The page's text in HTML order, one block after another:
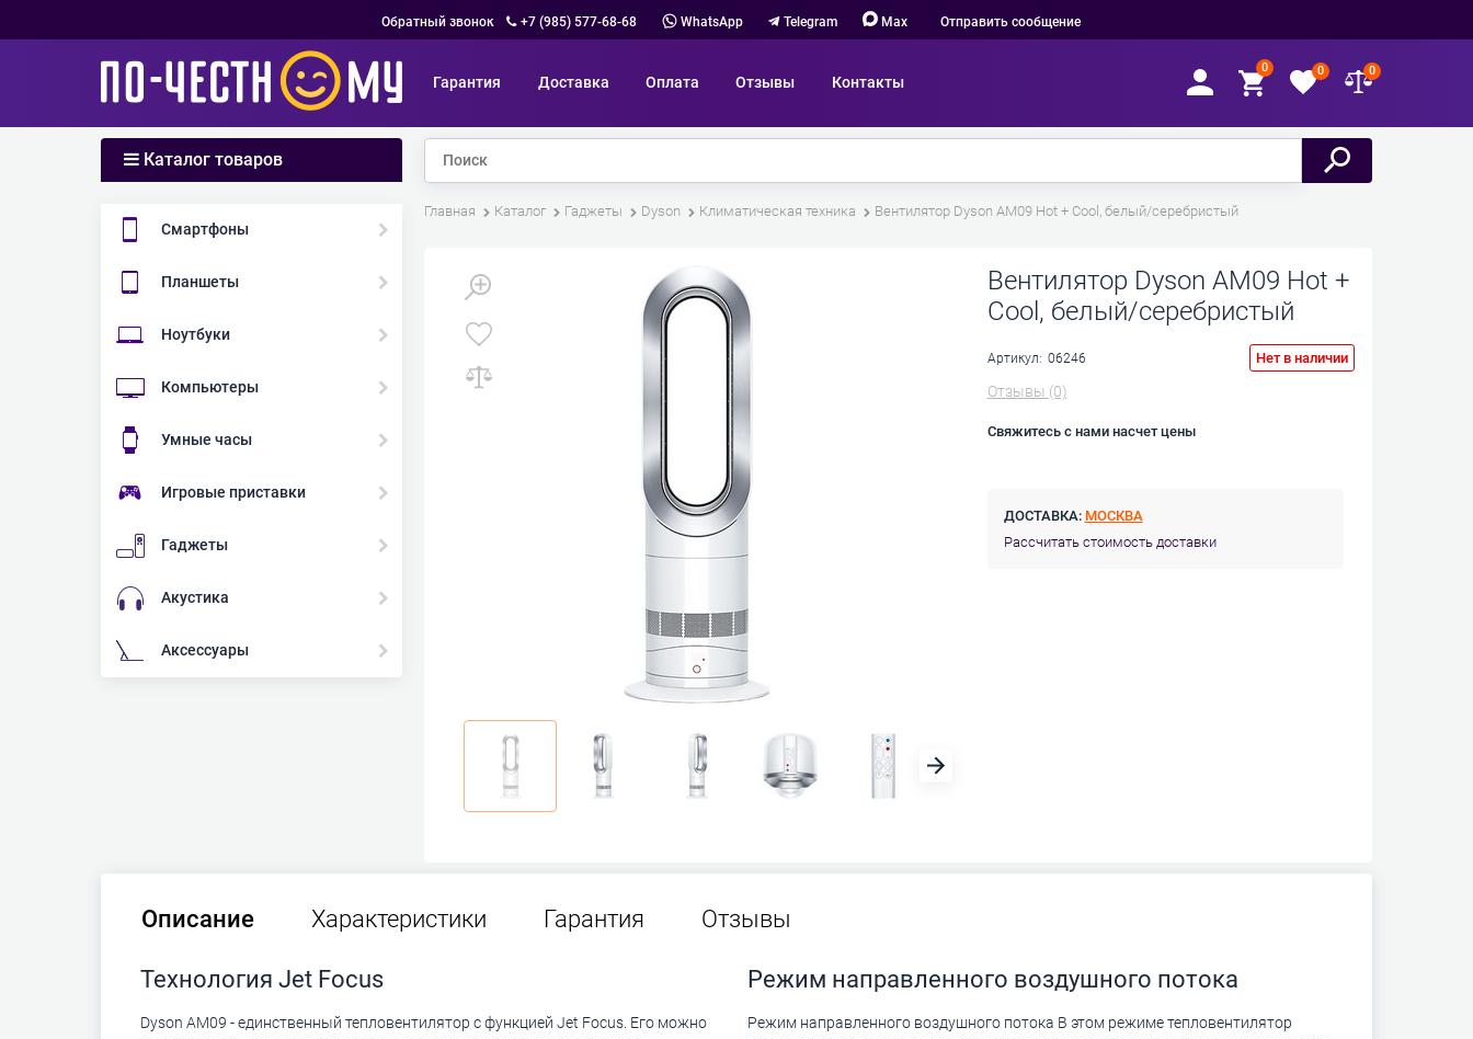
Обратный звонок +7 (985) 577-68-68 WhatsApp Telegram Max Отправить сообщение
Гарантия Доставка Оплата Отзывы Контакты
0 0 0
Каталог товаров
Смартфоны
Планшеты
Ноутбуки
Компьютеры
Умные часы
Игровые приставки
Гаджеты
Акустика
Аксессуары
Главная Каталог Гаджеты Dyson Климатическая техника Вентилятор Dyson AM09 Hot + Cool, белый/серебристый
Вентилятор Dyson AM09 Hot +
Cool, белый/серебристый
Артикул: 06246 Нет в наличии
Отзывы (0)
Свяжитесь с нами насчет цены
ДОСТАВКА: МОСКВА
Рассчитать стоимость доставки
Описание Характеристики Гарантия Отзывы
Технология Jet Focus
Dyson AM09 - единственный тепловентилятор с функцией Jet Focus. Его можно
Режим направленного воздушного потока
Режим направленного воздушного потока В этом режиме тепловентилятор